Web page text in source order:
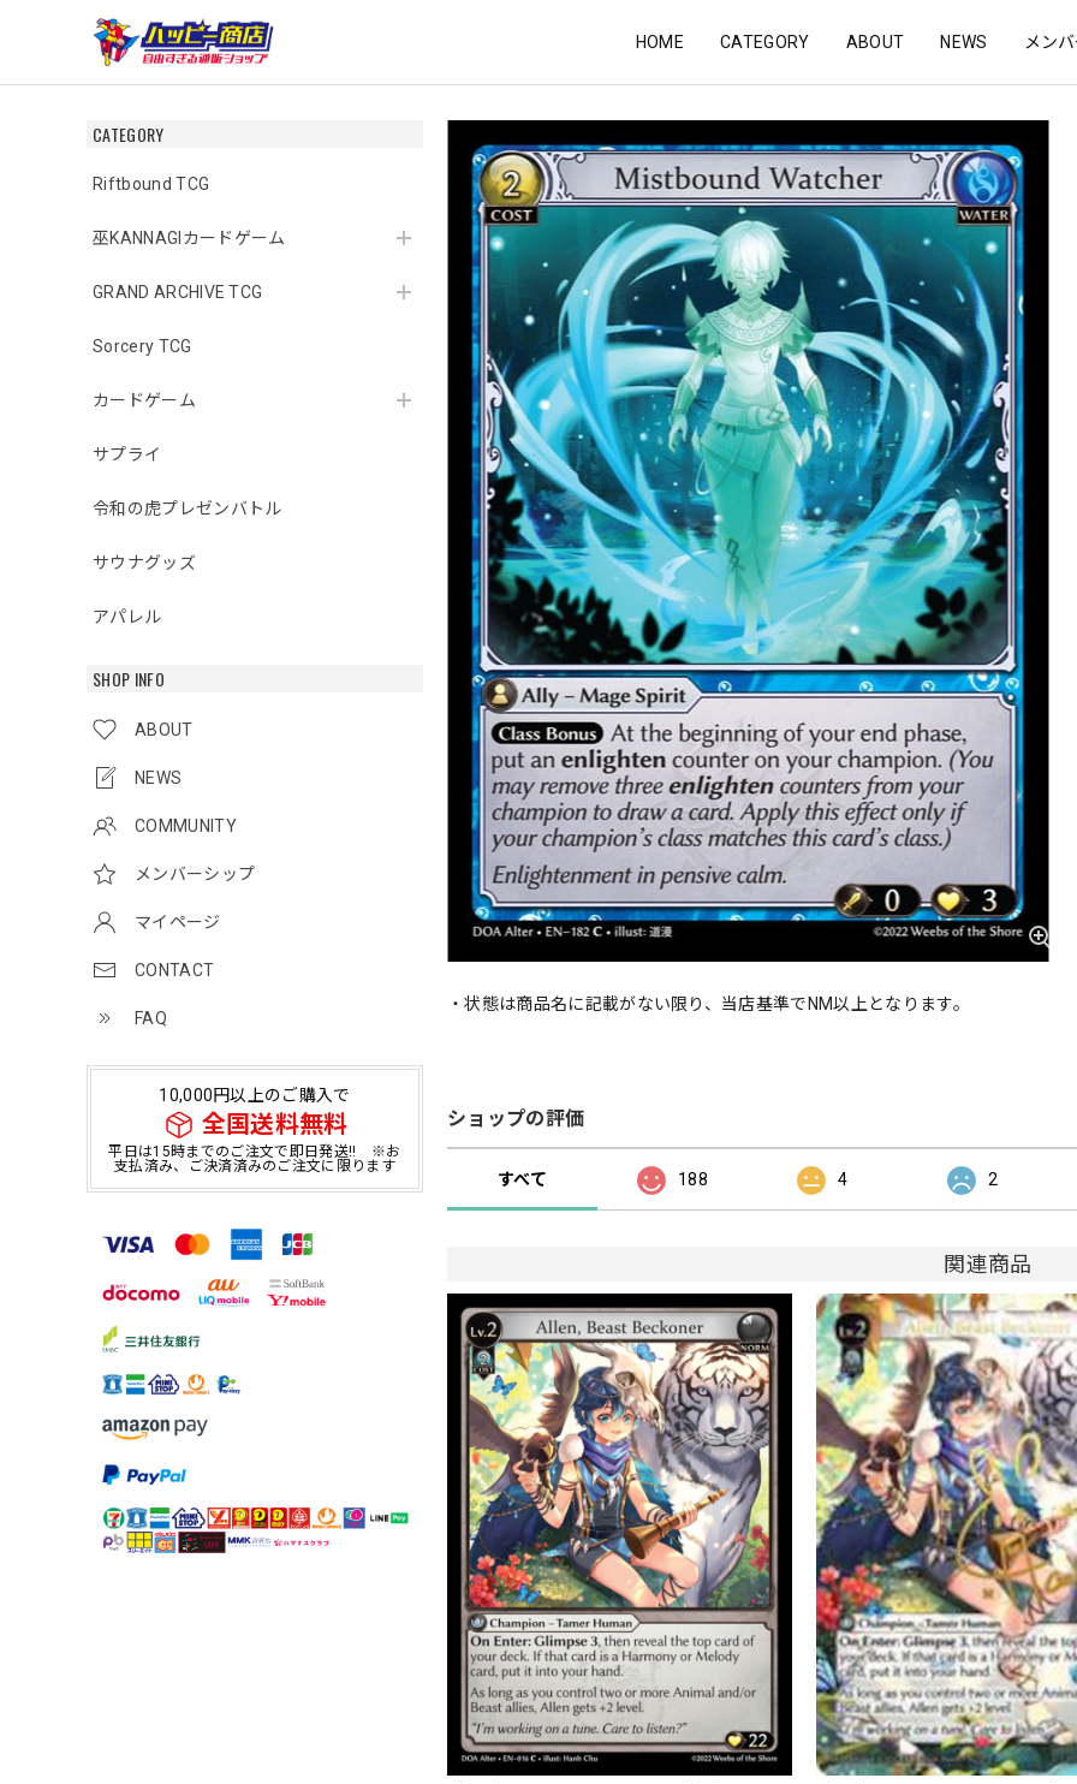
HOME CATEGORY ABOUT NEWS メン
CATEGORY
Riftbound TCG
巫KANNAGIカードゲーム
GRAND ARCHIVE TCG
Sorcery TCG
カードゲーム
サプライ
令和の虎プレゼンバトル
サウナグッズ
アパレル
SHOP INFO
ABOUT
NEWS
COMMUNITY
メンバーシップ
マイページ
CONTACT
FAQ
10,000円以上のご購入で
全国送料無料
平日は15時までのご注文で即日発送!! ※お
支払済み、ご決済済みのご注文に限ります
・状態は商品名に記載がない限り、当店基準でNM以上となります。
ショップの評価
すべて 188 4 2
関連商品